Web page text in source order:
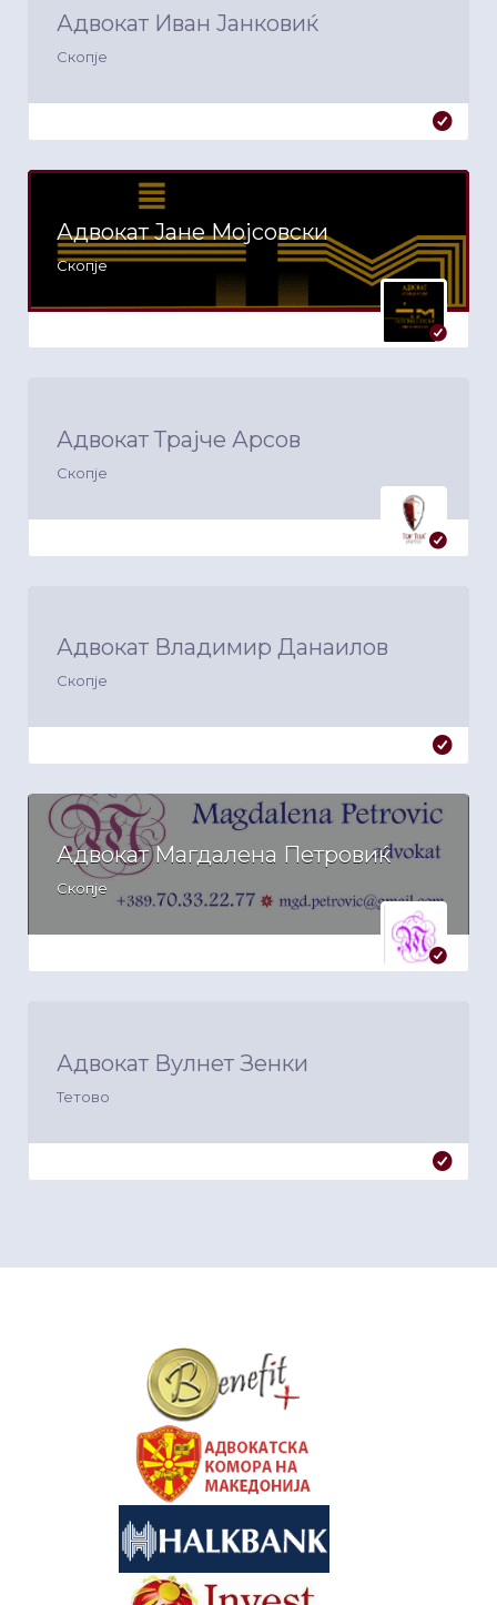
Адвокат Иван Јанковиќ
Скопје
Адвокат Јане Мојсовски
Скопје
Адвокат Трајче Арсов
Скопје
Адвокат Владимир Данаилов
Скопје
Адвокат Магдалена Петровиќ
Скопје
Адвокат Вулнет Зенки
Тетово